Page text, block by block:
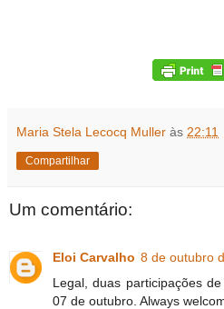
Maria Stela Lecocq Muller às 22:11
Compartilhar
Um comentário:
Eloi Carvalho 8 de outubro
Legal, duas participações
07 de outubro. Always